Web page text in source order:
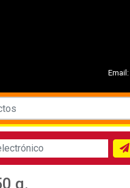
Email:
g.